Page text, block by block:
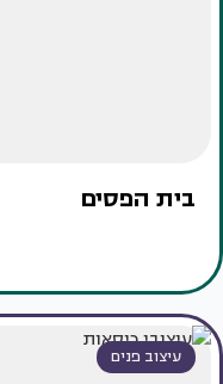
בית הפסים
עיצוב פנים